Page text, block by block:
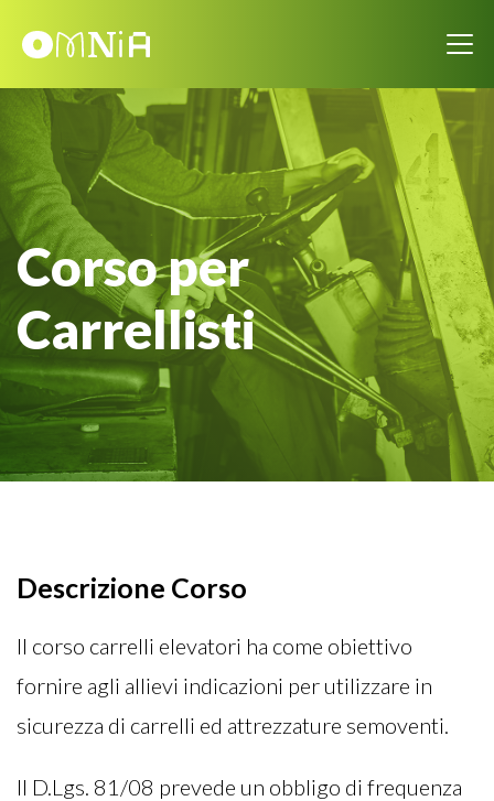
Corso per
Carrellisti
Descrizione Corso
Il corso carrelli elevatori ha come obiettivo
fornire agli allievi indicazioni per utilizzare in
sicurezza di carrelli ed attrezzature semoventi.
Il D.Lgs. 81/08 prevede un obbligo di frequenza